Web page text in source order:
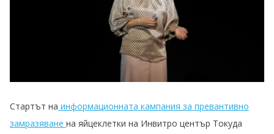
Стартът на информационната кампания за превантивно
замразяване на яйцеклетки на Инвитро център Токуда